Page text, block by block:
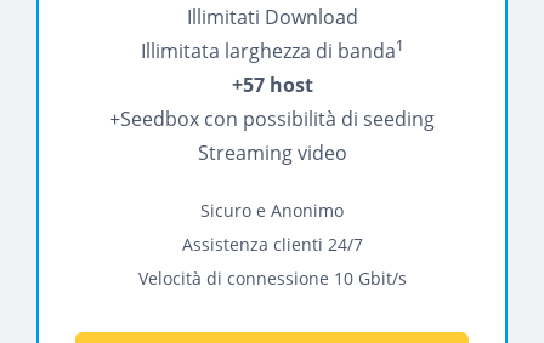
Illimitati Download
Illimitata larghezza di banda1
+57 host
+Seedbox con possibilità di seeding
Streaming video
Sicuro e Anonimo
Assistenza clienti 24/7
Velocità di connessione 10 Gbit/s